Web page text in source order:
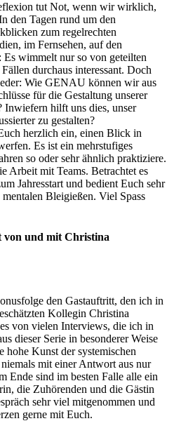
tut Not, wenn wir wirklich,
den Tagen rund um den
zum regelrechten
im Fernsehen, auf den
wimmelt nur so von geteilten
durchaus interessant. Doch
Wie GENAU können wir aus
für die Gestaltung unserer
Inwiefern hilft uns dies, unser
zu gestalten?
herzlich ein, einen Blick in
Es ist ein mehrstufiges
so oder sehr ähnlich praktiziere.
Arbeit mit Teams. Betrachtet es
Jahresstart und bedient Euch sehr
Bleigießen. Viel Spass
von und mit Christina
den Gastauftritt, den ich in
Kollegin Christina
von vielen Interviews, die ich in
dieser Serie in besonderer Weise
hohe Kunst der systemischen
mit einer Antwort aus nur
Ende sind im besten Falle alle ein
die Zuhörenden und die Gästin
sehr viel mitgenommen und
gerne mit Euch.